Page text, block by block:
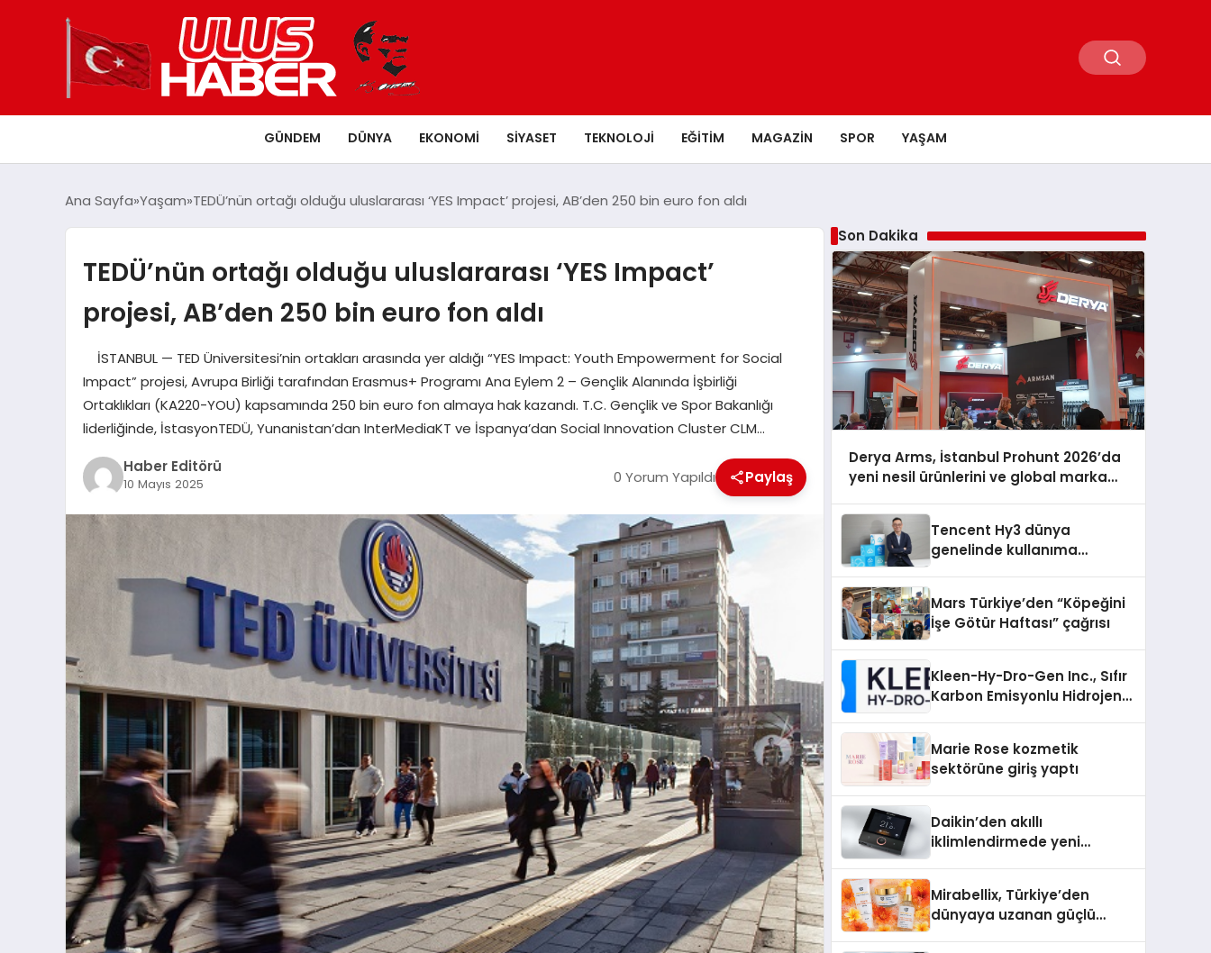
GÜNDEM DÜNYA EKONOMI SIYASET TEKNOLOJI EĞITIM MAGAZIN SPOR YAŞAM
Ana Sayfa Yaşam TEDÜ’nün ortağı olduğu uluslararası ‘YES Impact’ projesi, AB’den 250 bin euro fon aldı
TEDÜ’nün ortağı olduğu uluslararası ‘YES Impact’
projesi, AB’den 250 bin euro fon aldı
İSTANBUL — TED Üniversitesi’nin ortakları arasında yer aldığı “YES Impact: Youth Empowerment for Social
Impact” projesi, Avrupa Birliği tarafından Erasmus+ Programı Ana Eylem 2 – Gençlik Alanında İşbirliği
Ortaklıkları (KA220-YOU) kapsamında 250 bin euro fon almaya hak kazandı. T.C. Gençlik ve Spor Bakanlığı
liderliğinde, İstasyonTEDÜ, Yunanistan’dan InterMediaKT ve İspanya’dan Social Innovation Cluster CLM…
Haber Editörü
10 Mayıs 2025 0 Yorum Yapıldı Paylaş
Son Dakika
Derya Arms, İstanbul Prohunt 2026’da
yeni nesil ürünlerini ve global marka
Tencent Hy3 dünya
genelinde kullanıma
Mars Türkiye’den “Köpeğini
İşe Götür Haftası” çağrısı
Kleen-Hy-Dro-Gen Inc., Sıfır
Karbon Emisyonlu Hidrojen
Aldı
Marie Rose kozmetik
sektörüne giriş yaptı
Daikin’den akıllı
iklimlendirmede yeni
Mirabellix, Türkiye’den
dünyaya uzanan güçlü